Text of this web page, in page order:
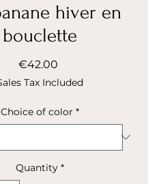
hiver en
bouclette
€42.00
Tax Included
Choice of color *
Quantity *